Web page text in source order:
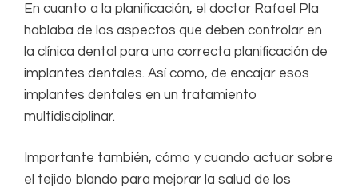
En cuanto a la planificación, el doctor Rafael Pla
hablaba de los aspectos que deben controlar en
la clínica dental para una correcta planificación de
implantes dentales. Así como, de encajar esos
implantes dentales en un tratamiento
multidisciplinar.
Importante también, cómo y cuando actuar sobre
el tejido blando para mejorar la salud de los